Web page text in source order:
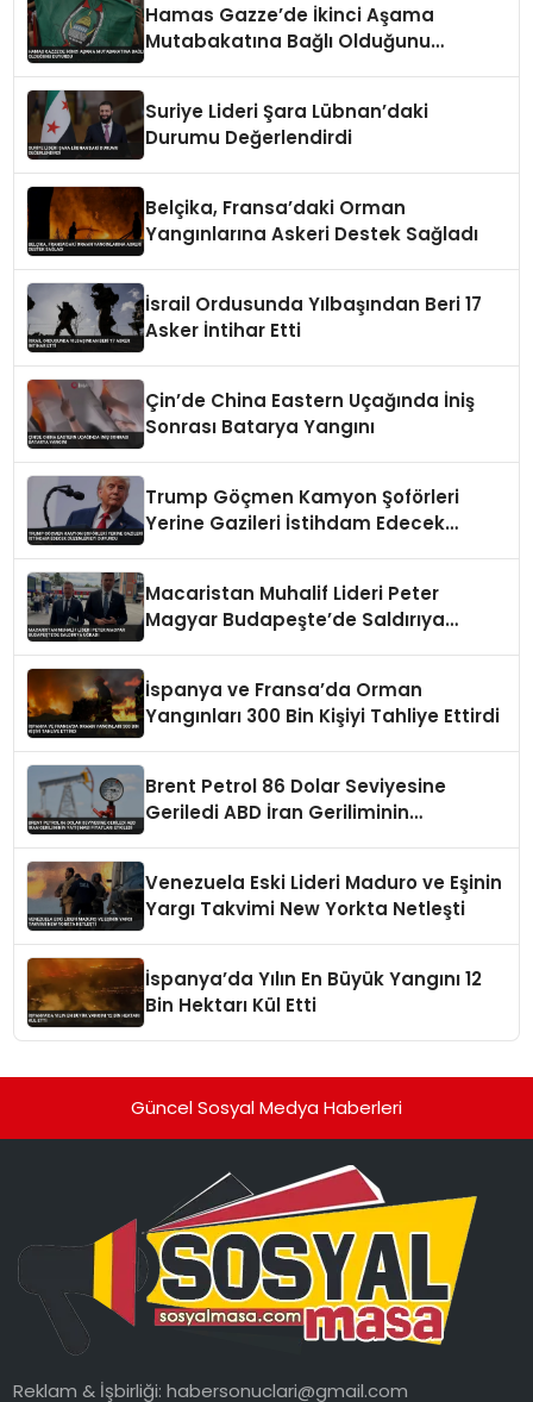
Hamas Gazze’de İkinci Aşama
Mutabakatına Bağlı Olduğunu
Suriye Lideri Şara Lübnan’daki
Durumu Değerlendirdi
Belçika, Fransa’daki Orman
Yangınlarına Askeri Destek Sağladı
İsrail Ordusunda Yılbaşından Beri 17
Asker İntihar Etti
Çin’de China Eastern Uçağında İniş
Sonrası Batarya Yangını
Trump Göçmen Kamyon Şoförleri
Yerine Gazileri İstihdam Edecek
Macaristan Muhalif Lideri Peter
Magyar Budapeşte’de Saldırıya
İspanya ve Fransa’da Orman
Yangınları 300 Bin Kişiyi Tahliye Ettirdi
Brent Petrol 86 Dolar Seviyesine
Geriledi ABD İran Geriliminin
Venezuela Eski Lideri Maduro ve Eşinin
Yargı Takvimi New Yorkta Netleşti
İspanya’da Yılın En Büyük Yangını 12
Bin Hektarı Kül Etti
Güncel Sosyal Medya Haberleri
Reklam & İşbirliği:habersonuclari@gmail.com